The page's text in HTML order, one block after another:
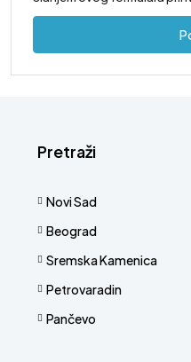
Pretraži
Novi Sad
Beograd
Sremska Kamenica
Petrovaradin
Pančevo